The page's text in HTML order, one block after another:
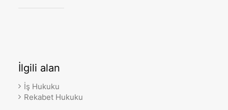
İlgili alan
İş Hukuku
Rekabet Hukuku